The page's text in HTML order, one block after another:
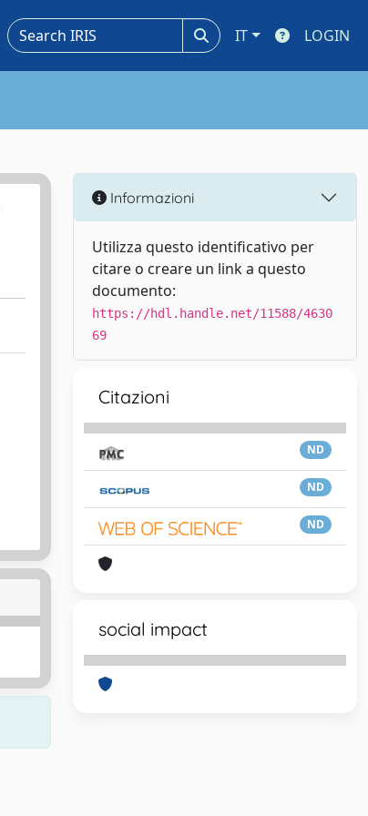
IT LOGIN
Informazioni
Utilizza questo identificativo per
citare o creare un link a questo
documento:
https://hdl.handle.net/11588/4630
69
Citazioni
ND
ND
ND
social impact